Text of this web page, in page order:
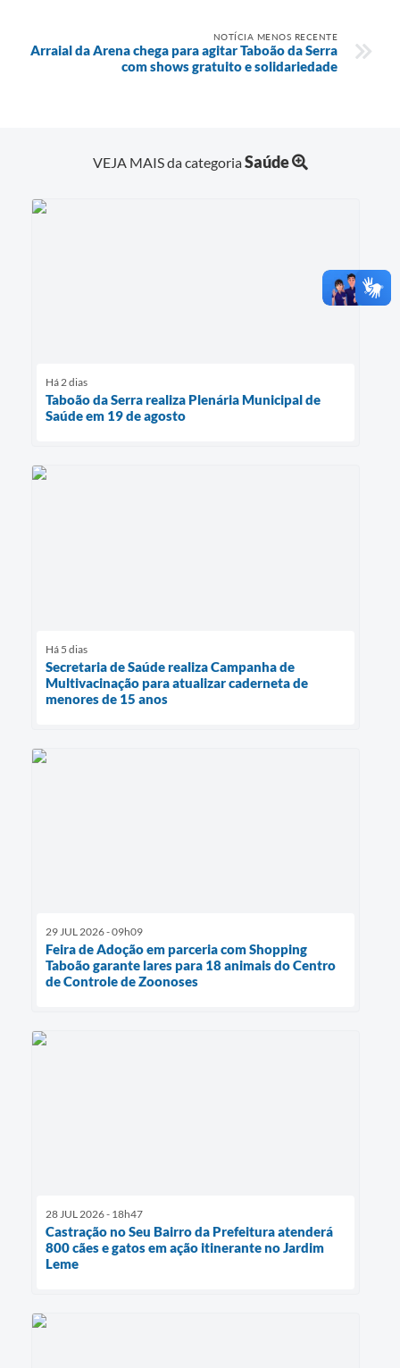
NOTÍCIA MENOS RECENTE
Arraial da Arena chega para agitar Taboão da Serra
com shows gratuito e solidariedade
VEJA MAIS da categoriaSaúde
Há 2 dias
Taboão da Serra realiza Plenária Municipal de
Saúde em 19 de agosto
Há 5 dias
Secretaria de Saúde realiza Campanha de
Multivacinação para atualizar caderneta de
menores de 15 anos
29 JUL 2026 - 09h09
Feira de Adoção em parceria com Shopping
Taboão garante lares para 18 animais do Centro
de Controle de Zoonoses
28 JUL 2026 - 18h47
Castração no Seu Bairro da Prefeitura atenderá
800 cães e gatos em ação itinerante no Jardim
Leme